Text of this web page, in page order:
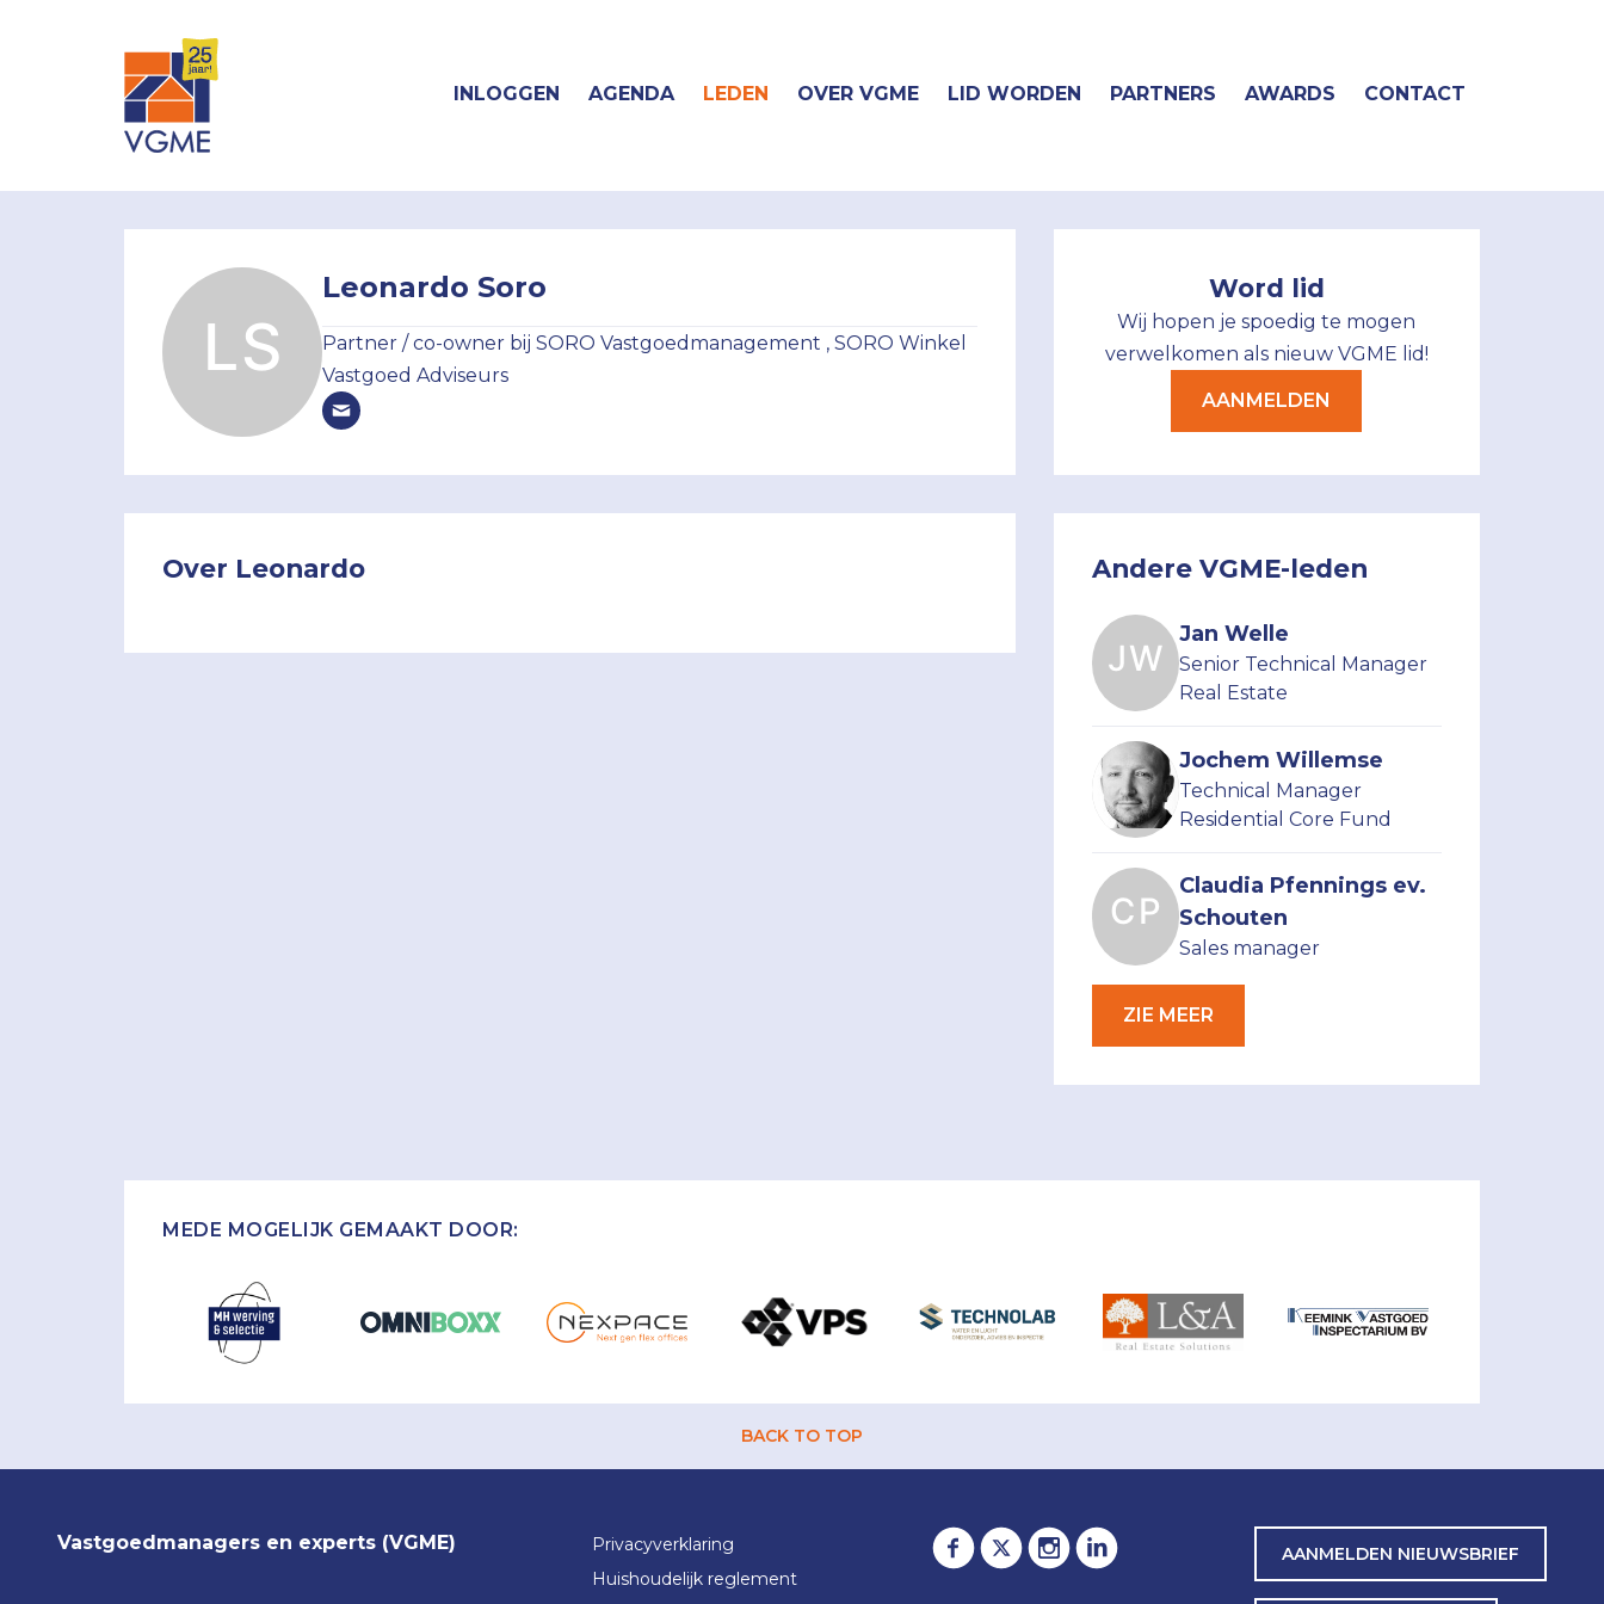
INLOGGEN AGENDA LEDEN OVER VGME LID WORDEN PARTNERS AWARDS CONTACT
Leonardo Soro
Partner / co-owner bij SORO Vastgoedmanagement , SORO Winkel
Vastgoed Adviseurs
Word lid
Wij hopen je spoedig te mogen
verwelkomen als nieuw VGME lid!
AANMELDEN
Andere VGME-leden
Jan Welle
Senior Technical Manager
Real Estate
Jochem Willemse
Technical Manager
Residential Core Fund
Claudia Pfennings ev.
Schouten
Sales manager
ZIE MEER
Over Leonardo
MEDE MOGELIJK GEMAAKT DOOR:
BACK TO TOP
Vastgoedmanagers en experts (VGME)
Privacyverklaring
Huishoudelijk reglement
AANMELDEN NIEUWSBRIEF